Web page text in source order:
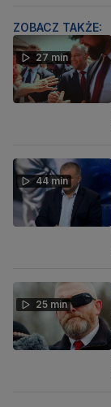
ZOBACZ TAKŻE:
27 min
44 min
25 min